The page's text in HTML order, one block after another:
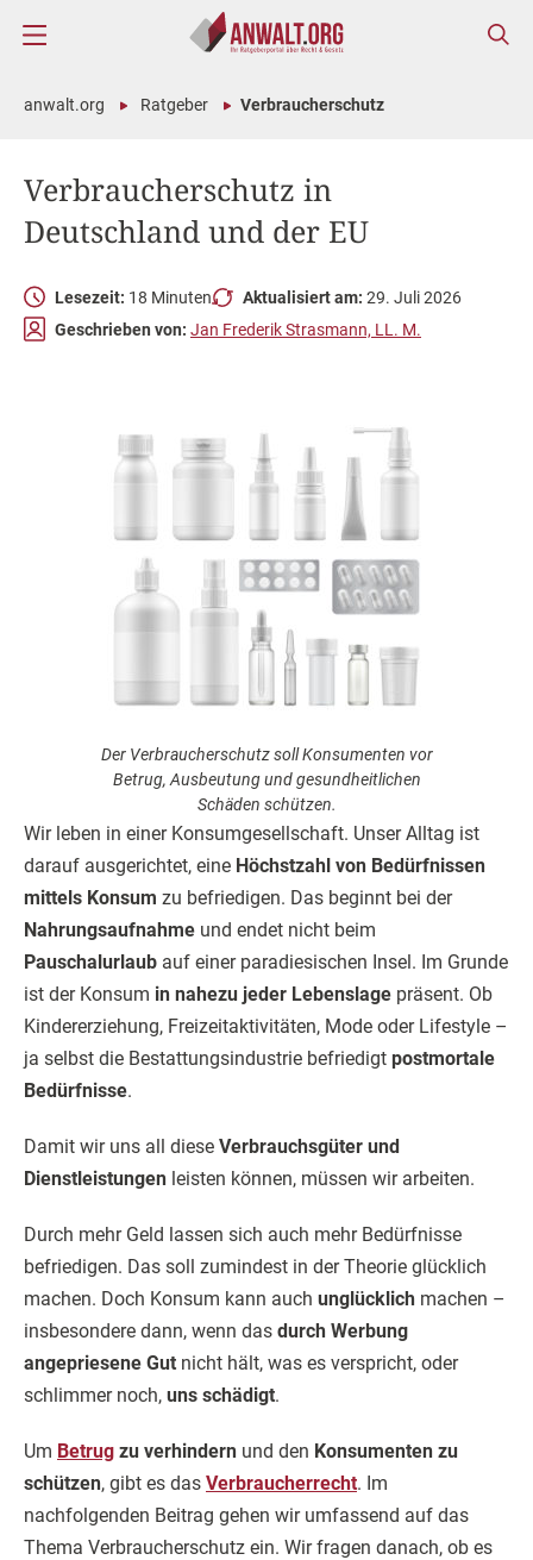
Verbraucherschutz in
Deutschland und der EU
anwalt.org Ratgeber Verbraucherschutz
Lesezeit: 18 Minuten Aktualisiert am: 29. Juli 2026
Geschrieben von: Jan Frederik Strasmann, LL. M.
Der Verbraucherschutz soll Konsumenten vor
Betrug, Ausbeutung und gesundheitlichen
Schäden schützen.
Wir leben in einer Konsumgesellschaft. Unser Alltag ist
darauf ausgerichtet, eine Höchstzahl von Bedürfnissen
mittels Konsum zu befriedigen. Das beginnt bei der
Nahrungsaufnahme und endet nicht beim
Pauschalurlaub auf einer paradiesischen Insel. Im Grunde
ist der Konsum in nahezu jeder Lebenslage präsent. Ob
Kindererziehung, Freizeitaktivitäten, Mode oder Lifestyle –
ja selbst die Bestattungsindustrie befriedigt postmortale
Bedürfnisse.
Damit wir uns all diese Verbrauchsgüter und
Dienstleistungen leisten können, müssen wir arbeiten.
Durch mehr Geld lassen sich auch mehr Bedürfnisse
befriedigen. Das soll zumindest in der Theorie glücklich
machen. Doch Konsum kann auch unglücklich machen –
insbesondere dann, wenn das durch Werbung
angepriesene Gut nicht hält, was es verspricht, oder
schlimmer noch, uns schädigt.
Um Betrug zu verhindern und den Konsumenten zu
schützen, gibt es das Verbraucherrecht. Im
nachfolgenden Beitrag gehen wir umfassend auf das
Thema Verbraucherschutz ein. Wir fragen danach, ob es